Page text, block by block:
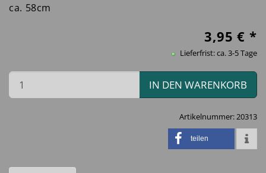
ca. 58cm
3,95 € *
Lieferfrist: ca. 3-5 Tage
IN DEN WARENKORB
Artikelnummer:20313
teilen